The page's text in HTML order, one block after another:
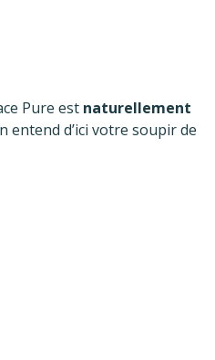
Pure est naturellement
d’ici votre soupir de